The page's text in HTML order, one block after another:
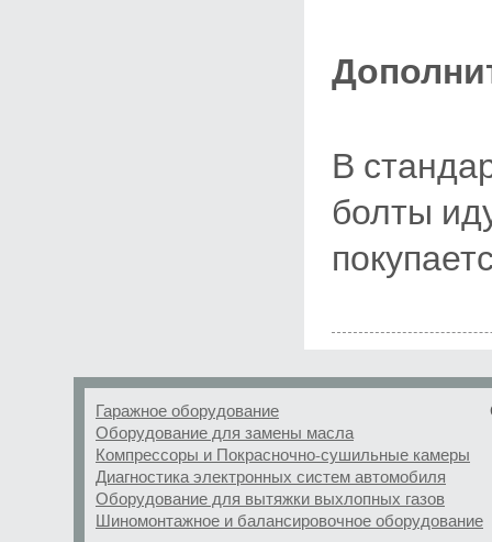
В
болты
Гаражное оборудование
Оборудование для замены масла
Компрессоры и Покрасночно-сушильные камеры
Диагностика электронных систем автомобиля
Оборудование для вытяжки выхлопных газов
Шиномонтажное и балансировочное оборудование